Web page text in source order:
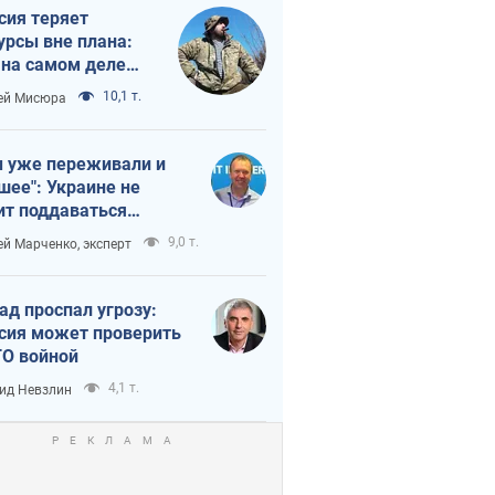
теряет
вне плана:
на самом деле
темп войны
Мисюра 10,1 т.
переживали и
Украине не
поддаваться
из-за
террора
Марченко, эксперт 9,0 т.
проспал угрозу:
может проверить
войной
Невзлин 4,1 т.